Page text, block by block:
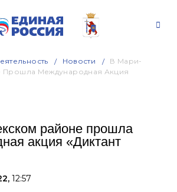
Новости
В Мари-
Прошла Международная Акция
районе прошла
акция «Диктант
12:57